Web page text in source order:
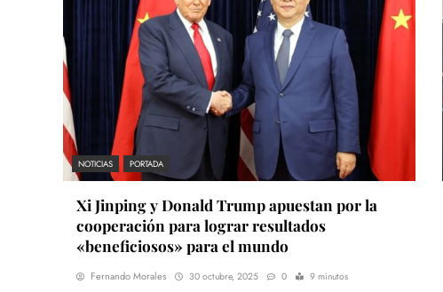
NOTICIAS PORTADA
Xi Jinping y Donald Trump apuestan por la
cooperación para lograr resultados
«beneficiosos» para el mundo
Fernando Morales 30 octubre, 2025 0 9 minutos